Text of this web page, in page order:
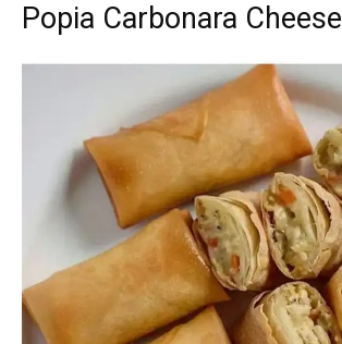
Popia Carbonara Cheese